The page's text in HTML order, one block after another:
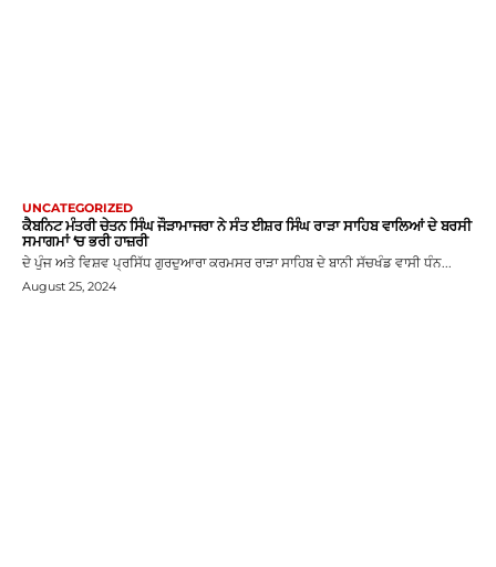
UNCATEGORIZED
ਕੈਬਨਿਟ ਮੰਤਰੀ ਚੇਤਨ ਸਿੰਘ ਜੌੜਾਮਾਜਰਾ ਨੇ ਸੰਤ ਈਸ਼ਰ ਸਿੰਘ ਰਾੜਾ ਸਾਹਿਬ ਵਾਲਿਆਂ ਦੇ ਬਰਸੀ
ਸਮਾਗਮਾਂ ‘ਚ ਭਰੀ ਹਾਜ਼ਰੀ
ਦੇ ਪੁੰਜ ਅਤੇ ਵਿਸ਼ਵ ਪ੍ਰਸਿੱਧ ਗੁਰਦੁਆਰਾ ਕਰਮਸਰ ਰਾੜਾ ਸਾਹਿਬ ਦੇ ਬਾਨੀ ਸੱਚਖੰਡ ਵਾਸੀ ਧੰਨ...
August 25, 2024